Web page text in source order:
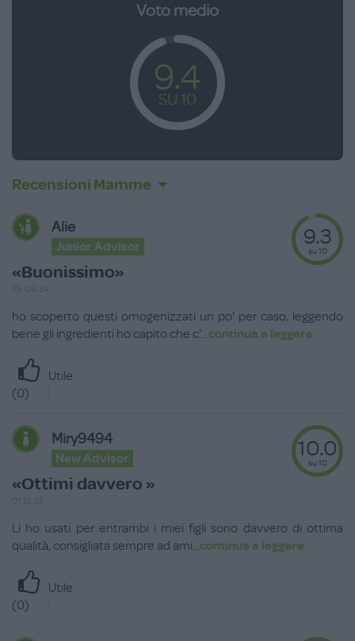
Voto medio
9.4
SU 10
Recensioni Mamme
Alie
Junior Advisor
«Buonissimo»
9.3
su 10
ho scoperto questi omogenizzati un po' per caso, leggendo
bene gli ingredienti ho capito che c'...continua a leggere
Utile
(0)
Miry9494
New Advisor
«Ottimi davvero »
10.0
su 10
Li ho usati per entrambi i miei figli sono davvero di ottima
qualità, consigliata sempre ad ami...continua a leggere
Utile
(0)